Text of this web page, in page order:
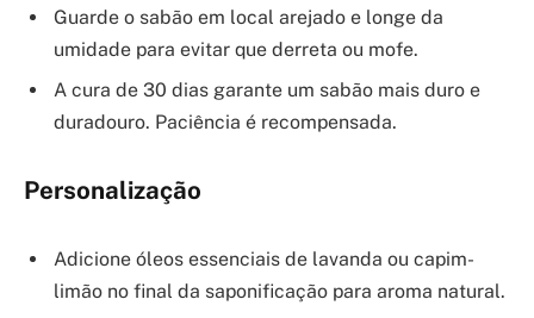
Guarde o sabão em local arejado e longe da
umidade para evitar que derreta ou mofe.
A cura de 30 dias garante um sabão mais duro e
duradouro. Paciência é recompensada.
Personalização
Adicione óleos essenciais de lavanda ou capim-
limão no final da saponificação para aroma natural.